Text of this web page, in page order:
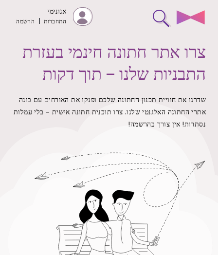
אנונימי
התחברות הרשמה
צרו אתר חתונה חינמי בעזרת
התבניות שלנו – תוך דקות
שדרגו את חוויית תכנון החתונה שלכם ופנקו את האורחים עם בונה
אתרי החתונה האלגנטי שלנו. צרו תוכנית חתונה אישית – בלי עמלות
נסתרות! אין צורך בהרשמה!